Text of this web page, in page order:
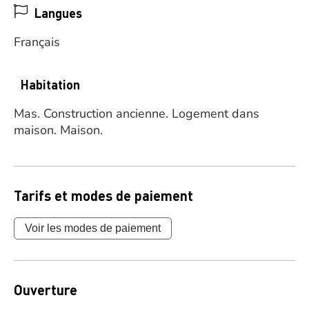
Langues
Français
Habitation
Mas. Construction ancienne. Logement dans
maison. Maison.
Tarifs et modes de paiement
Voir les modes de paiement
Ouverture